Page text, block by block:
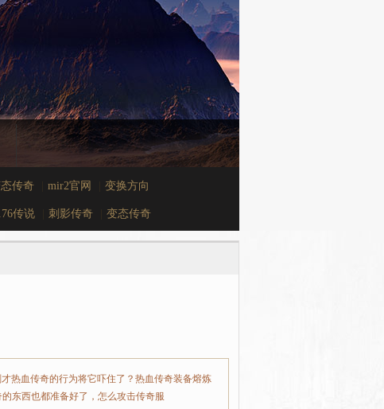
传奇 mir2官网 变换方向
传说 刺影传奇 变态传奇
热血传奇的行为将它吓住了？热血传奇装备熔炼
东西也都准备好了，怎么攻击传奇服